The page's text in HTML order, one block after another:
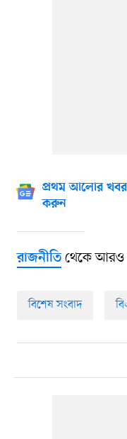
প্রথম আলোর
করুন
রাজনীতিথেকে
বিশেষ সংবাদ